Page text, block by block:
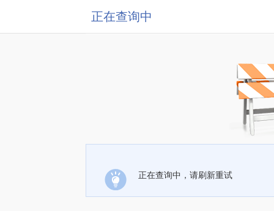
正在查询中
正在查询中，请刷新重试